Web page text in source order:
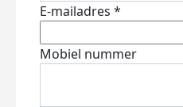
E-mailadres *
Mobiel nummer